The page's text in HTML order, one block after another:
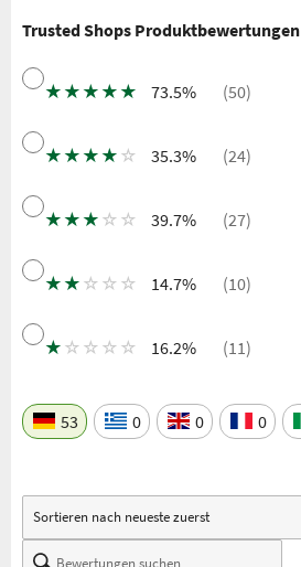
Trusted Shops Produktbewertungen
★ ★ ★ ★ ★ 73.5% (50)
★ ★ ★ ★ ☆ 35.3% (24)
★ ★ ★ ☆ ☆ 39.7% (27)
★ ★ ☆ ☆ ☆ 14.7% (10)
★ ☆ ☆ ☆ ☆ 16.2% (11)
53 0 0 0